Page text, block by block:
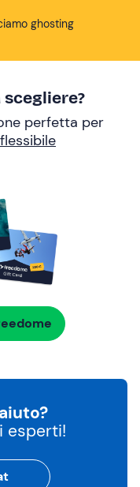
ghosting
perfetta per
esperti!